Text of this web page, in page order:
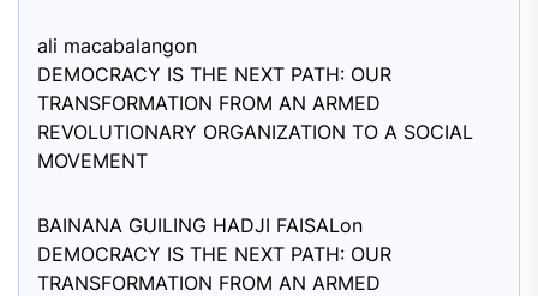
ali macabalangon
DEMOCRACY IS THE NEXT PATH: OUR
TRANSFORMATION FROM AN ARMED
REVOLUTIONARY ORGANIZATION TO A SOCIAL
MOVEMENT
BAINANA GUILING HADJI FAISALon
DEMOCRACY IS THE NEXT PATH: OUR
TRANSFORMATION FROM AN ARMED